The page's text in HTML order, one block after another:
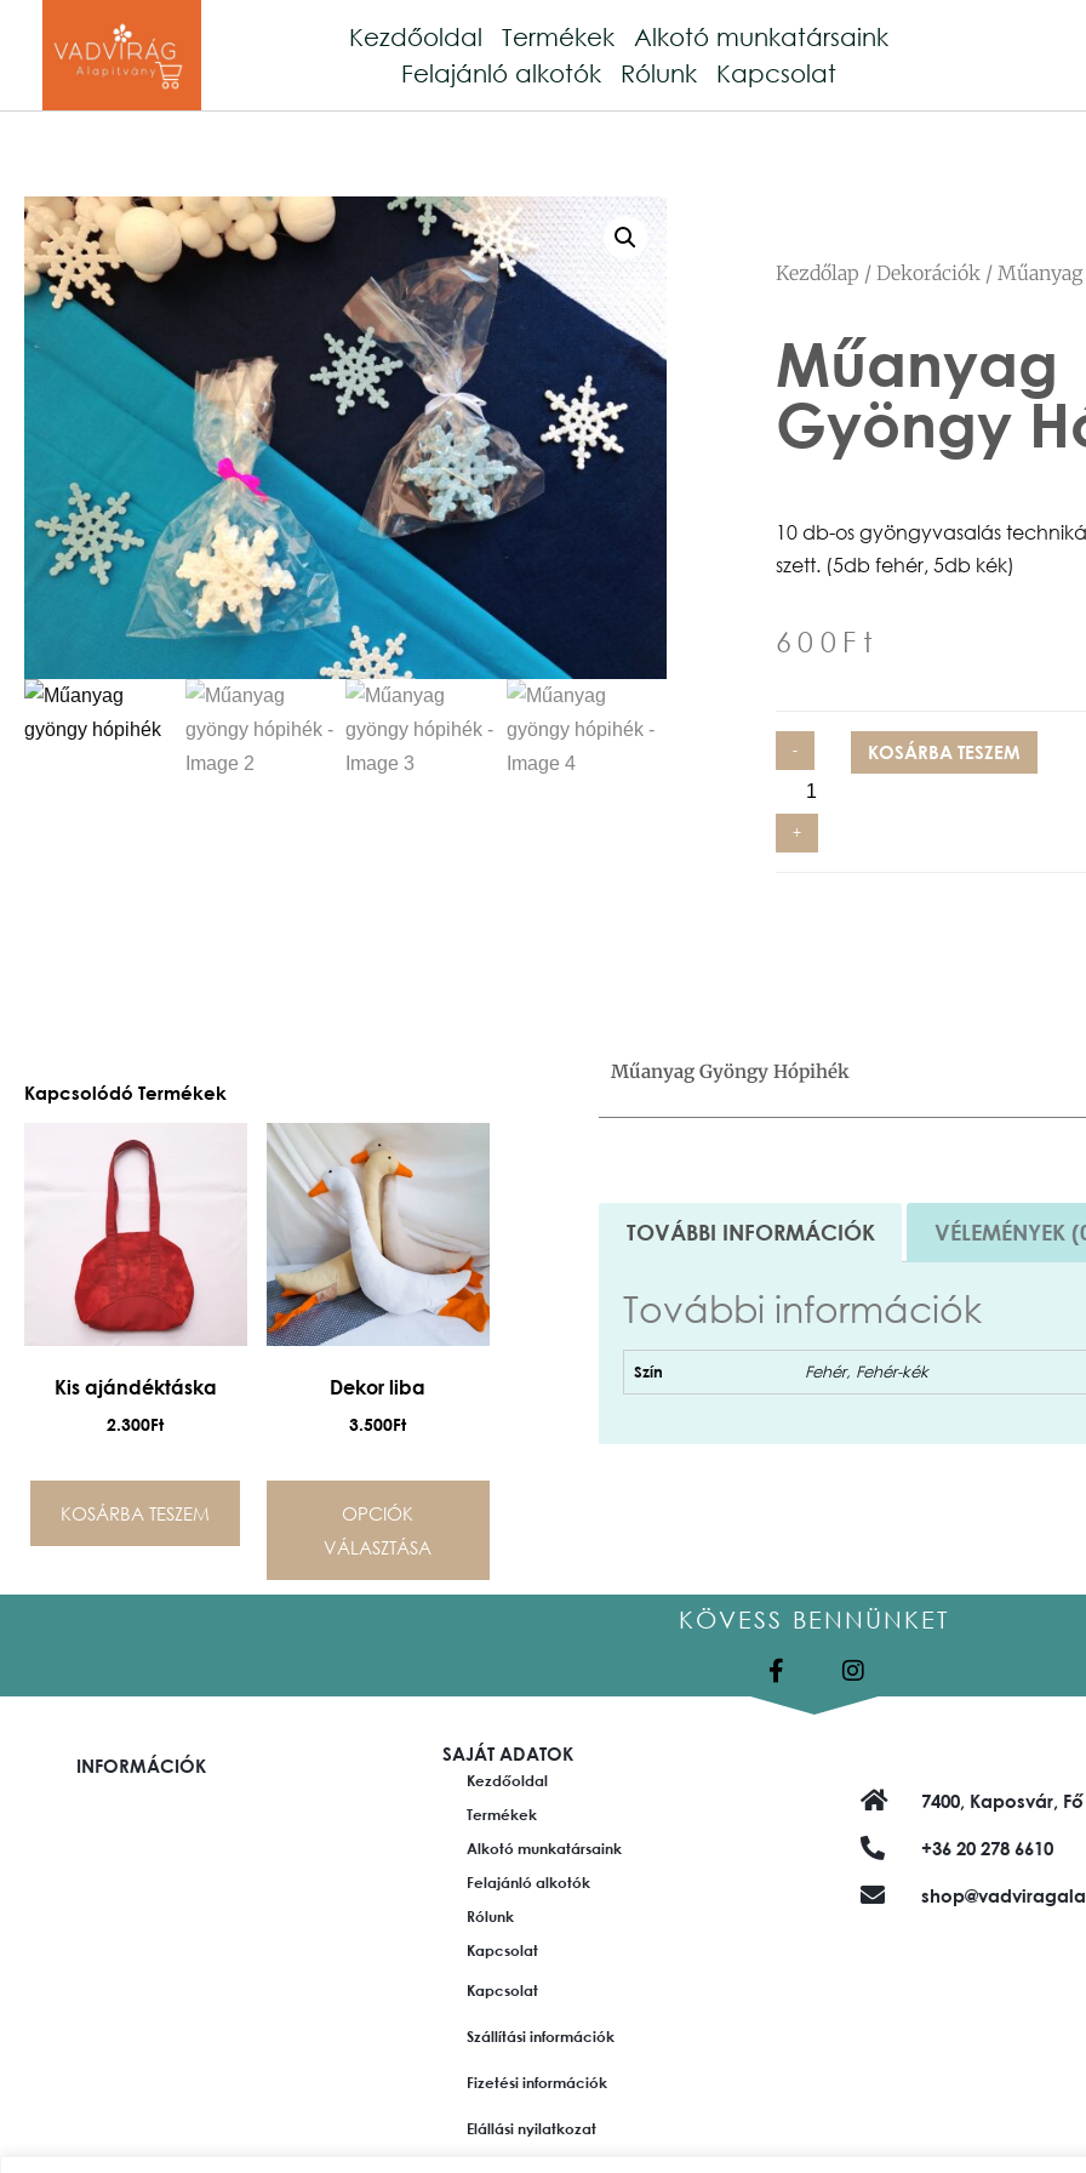
Kezdőoldal Termékek
Alkotó munkatársaink
Felajánló alkotók
Rólunk Kapcsolat
Kezdőlap / Dekorációk /
Műanyag
Gyöngy
10 db-os gyöngyvasalás
szett. (5db fehér, 5db kék)
600 Ft
-
+
KOSÁRBA TESZEM
Kapcsolódó Termékek
Kis ajándéktáska
2.300Ft
KOSÁRBA TESZEM
Dekor liba
3.500Ft
OPCIÓK
VÁLASZTÁSA
Műanyag Gyöngy Hópihék
TOVÁBBI INFORMÁCIÓK VÉLEMÉNYEK
További információk
Szín Fehér, Fehér-kék
KÖVESS BENNÜNKET
INFORMÁCIÓK
SAJÁT ADATOK
Kezdőoldal
Termékek
Alkotó munkatársaink
Felajánló alkotók
Rólunk
Kapcsolat
Kapcsolat
Szállítási információk
Fizetési információk
Elállási nyilatkozat
7400, Kaposvár,
+36 20 278 6610